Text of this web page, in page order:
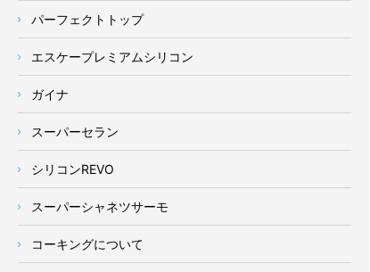
パーフェクトトップ
エスケープレミアムシリコン
ガイナ
スーパーセラン
シリコンREVO
スーパーシャネツサーモ
コーキングについて